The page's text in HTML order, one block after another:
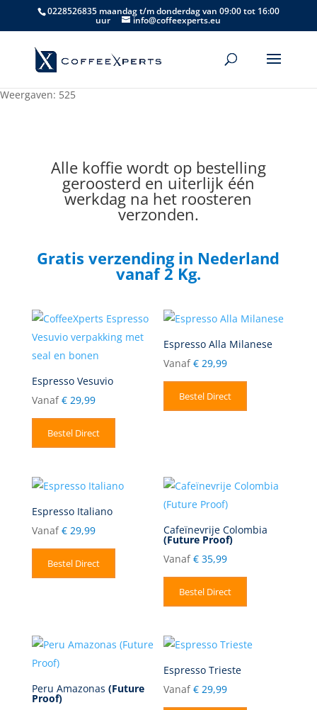
0228526835 maandag t/m donderdag van 09:00 tot 16:00
uur info@coffeexperts.eu
Weergaven: 525
Alle koffie wordt op bestelling
geroosterd en uiterlijk één
werkdag na het roosteren
verzonden.
Gratis verzending in Nederland
vanaf 2 Kg.
Espresso Vesuvio
Vanaf €29,99
Bestel Direct
Espresso Alla Milanese
Vanaf € 29,99
Bestel Direct
Espresso Italiano
Vanaf €29,99
Bestel Direct
Cafeïnevrije Colombia
(Future Proof)
Vanaf € 35,99
Bestel Direct
Peru Amazonas (Future
Proof)
Espresso Trieste
Vanaf € 29,99